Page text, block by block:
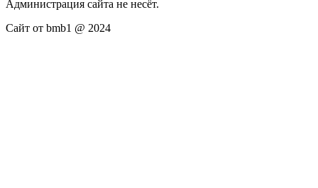
Администрация сайта не несёт.
Сайт от bmb1 @ 2024